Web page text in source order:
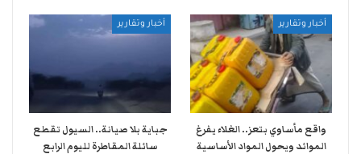
أخبار وتقارير
واقع مأساوي بتعز.. الغلاء يفرغ
الموائد ويحول المواد الأساسية
أخبار وتقارير
جباية بلا صيانة.. السيول تقطع
سائلة المقاطرة لليوم الرابع